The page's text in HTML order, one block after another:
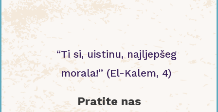
“Ti si, uistinu, najljepšeg
morala!” (El-Kalem, 4)
Pratite nas